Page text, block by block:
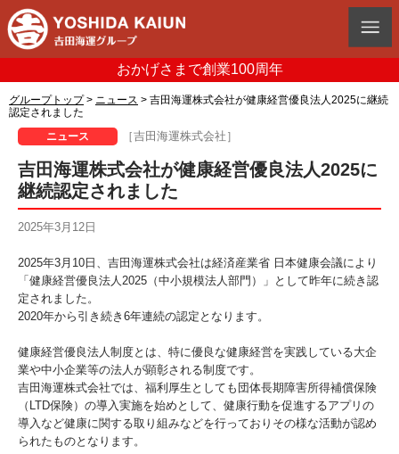
おかげさまで創業100周年
グループトップ> ニュース > 吉田海運株式会社が健康経営優良法人2025に継続
認定されました
ニュース
［吉田海運株式会社］
吉田海運株式会社が健康経営優良法人2025に
継続認定されました
2025年3月12日
2025年3月10日、吉田海運株式会社は経済産業省 日本健康会議により
「健康経営優良法人2025（中小規模法人部門）」として昨年に続き認
定されました。
2020年から引き続き6年連続の認定となります。
健康経営優良法人制度とは、特に優良な健康経営を実践している大企
業や中小企業等の法人が顕彰される制度です。
吉田海運株式会社では、福利厚生としても団体長期障害所得補償保険
（LTD保険）の導入実施を始めとして、健康行動を促進するアプリの
導入など健康に関する取り組みなどを行っておりその様な活動が認め
られたものとなります。